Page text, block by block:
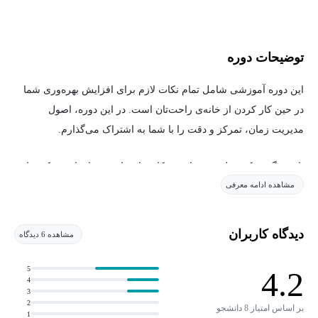
توضیحات دوره
این دوره آموزشی شامل تمام نکات لازم برای افزایش بهره‌وری شما
در حین کار کردن از خانه‌ی راحت‌تان است. در این دوره، اصول
مدیریت زمان، تمرکز و دقت را با شما به اشتراک می‌گذارم.
یاد می‌گیرید که چطور روزهای دورکاری‌تان را بهتر سازماندهی کنید تا به
بالاترین میزان بهره‌وری برسید. استراتژی‌های مؤثری برای محدود کردن
اشتراک خواهم گذاشت. همچنین برای درک بهتر هر نکته، مثال‌ها و
تمرین‌های کاربردی در اختیارتان قرار خواهد گرفت.
با افزایش دورکاری، چه در میان کارآفرینان و چه کارمندان، داشتن
استراتژی‌هایی برای حفظ سطح مطلوبی از بازدهی و کارآمدی ضروری
مشاهده ادامه معرفی
دیدگاه کاربران مشاهده 6 دیدگاه
4.2
بر اساس امتیاز 8 دانشجو
1
2
3
4
5